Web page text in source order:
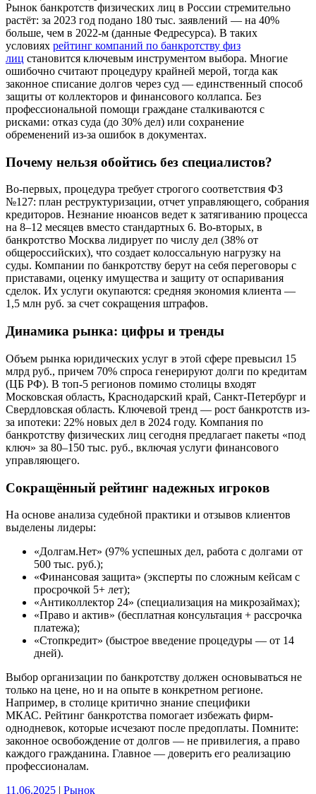
Рынок банкротств физических лиц в России стремительно
растёт: за 2023 год подано 180 тыс. заявлений — на 40%
больше, чем в 2022-м (данные Федресурса). В таких
условиях рейтинг компаний по банкротству физ
лиц становится ключевым инструментом выбора. Многие
ошибочно считают процедуру крайней мерой, тогда как
законное списание долгов через суд — единственный способ
защиты от коллекторов и финансового коллапса. Без
профессиональной помощи граждане сталкиваются с
рисками: отказ суда (до 30% дел) или сохранение
обременений из-за ошибок в документах.
Почему нельзя обойтись без специалистов?
Во-первых, процедура требует строгого соответствия ФЗ
№127: план реструктуризации, отчет управляющего, собрания
кредиторов. Незнание нюансов ведет к затягиванию процесса
на 8–12 месяцев вместо стандартных 6. Во-вторых, в
банкротство Москва лидирует по числу дел (38% от
общероссийских), что создает колоссальную нагрузку на
суды. Компании по банкротству берут на себя переговоры с
приставами, оценку имущества и защиту от оспаривания
сделок. Их услуги окупаются: средняя экономия клиента —
1,5 млн руб. за счет сокращения штрафов.
Динамика рынка: цифры и тренды
Объем рынка юридических услуг в этой сфере превысил 15
млрд руб., причем 70% спроса генерируют долги по кредитам
(ЦБ РФ). В топ-5 регионов помимо столицы входят
Московская область, Краснодарский край, Санкт-Петербург и
Свердловская область. Ключевой тренд — рост банкротств из-
за ипотеки: 22% новых дел в 2024 году. Компания по
банкротству физических лиц сегодня предлагает пакеты «под
ключ» за 80–150 тыс. руб., включая услуги финансового
управляющего.
Сокращённый рейтинг надежных игроков
На основе анализа судебной практики и отзывов клиентов
выделены лидеры:
«Долгам.Нет» (97% успешных дел, работа с долгами от
500 тыс. руб.);
«Финансовая защита» (эксперты по сложным кейсам с
просрочкой 5+ лет);
«Антиколлектор 24» (специализация на микрозаймах);
«Право и актив» (бесплатная консультация + рассрочка
платежа);
«Стопкредит» (быстрое введение процедуры — от 14
дней).
Выбор организации по банкротству должен основываться не
только на цене, но и на опыте в конкретном регионе.
Например, в столице критично знание специфики
МКАС. Рейтинг банкротства помогает избежать фирм-
однодневок, которые исчезают после предоплаты. Помните:
законное освобождение от долгов — не привилегия, а право
каждого гражданина. Главное — доверить его реализацию
профессионалам.
11.06.2025 | Рынок